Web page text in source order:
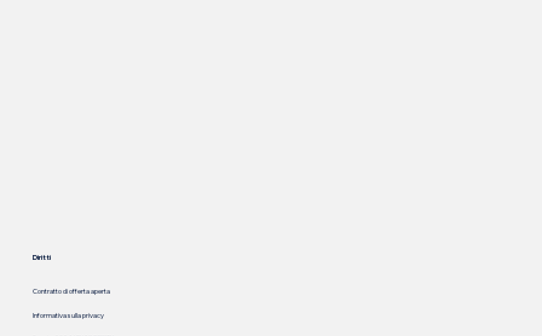
Diritti
Contratto di offerta aperta
Informativa sulla privacy